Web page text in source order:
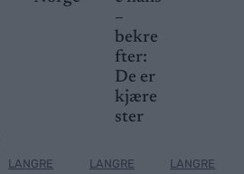
LANGRE
–
bekre
fter:
De er
kjære
ster
LANGRE
LANGRE